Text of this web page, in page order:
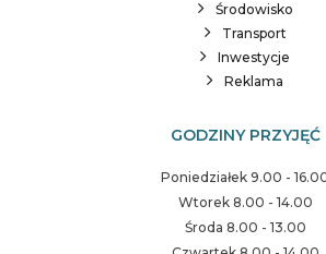
Środowisko
Transport
Inwestycje
Reklama
GODZINY PRZYJĘĆ
Poniedziałek 9.00 -
Wtorek 8.00 - 14.00
Środa 8.00 - 13.00